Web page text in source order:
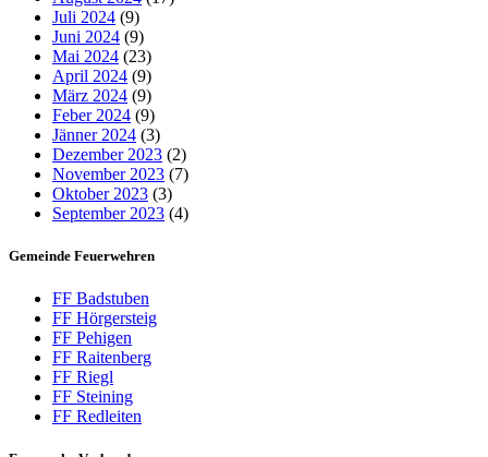
Juli 2024 (9)
Juni 2024 (9)
Mai 2024 (23)
April 2024 (9)
März 2024 (9)
Feber 2024 (9)
Jänner 2024 (3)
Dezember 2023 (2)
November 2023 (7)
Oktober 2023 (3)
September 2023 (4)
Gemeinde Feuerwehren
FF Badstuben
FF Hörgersteig
FF Pehigen
FF Raitenberg
FF Riegl
FF Steining
FF Redleiten